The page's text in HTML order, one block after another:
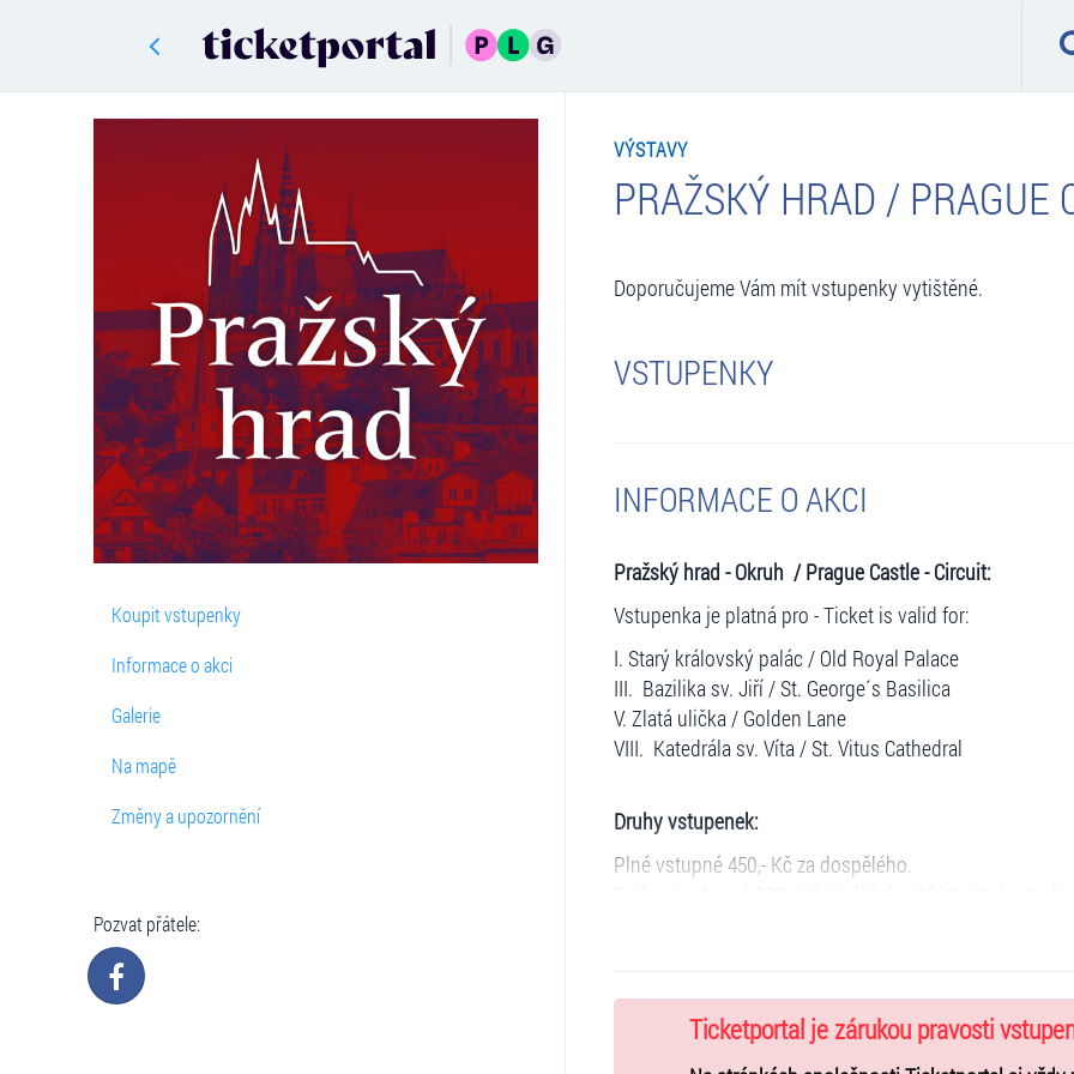
Koupit vstupenky
Informace o akci
Galerie
Na mapě
Změny a upozornění
Pozvat přátele:
VÝSTAVY
PRAŽSKÝ HRAD / PRAGUE
Doporučujeme Vám mít vstupenky vytištěné.
VSTUPENKY
INFORMACE O AKCI
Pražský hrad - Okruh / Prague Castle - Circuit:
Vstupenka je platná pro - Ticket is valid for:
I. Starý královský palác / Old Royal Palace
III. Bazilika sv. Jiří / St. George´s Basilica
V. Zlatá ulička / Golden Lane
VIII. Katedrála sv. Víta / St. Vitus Cathedral
Druhy vstupenek:
Plné vstupné 450,- Kč za dospělého.
PRODEJ POUZE ONLINE
Ticketportal je zárukou pravosti